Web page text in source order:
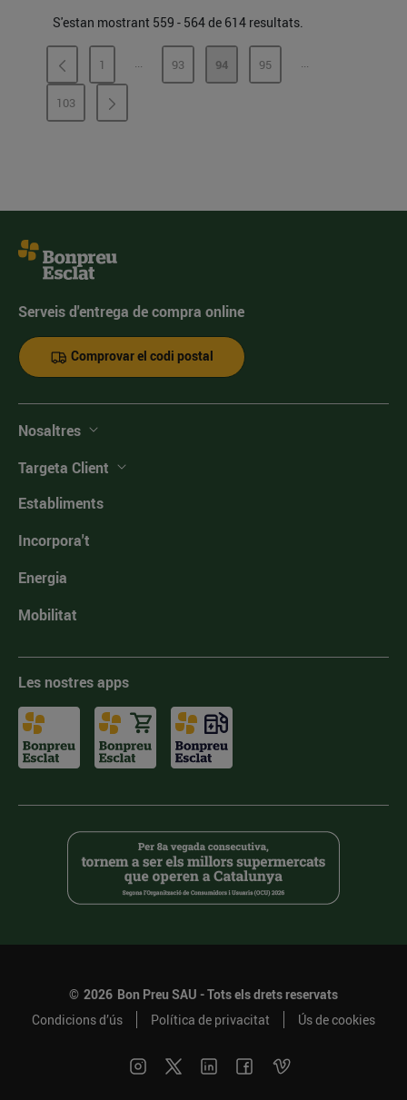
S'estan mostrant 559 - 564 de 614 resultats.
PÀGINA
1 ...PÀGINES INTERMÈDIES
PÀGINA
93 PÀGINA
94 PÀGINA
95 ...PÀGINES
PÀGINA
103
Serveis d'entrega de compra online
Comprovar el codi postal
Nosaltres
Targeta Client
Establiments
Incorpora't
Energia
Mobilitat
Les nostres apps
© 2026 Bon Preu SAU - Tots els drets reservats
Condicions d’ús
Política de privacitat Ús de cookies